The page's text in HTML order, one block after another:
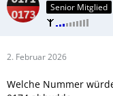
Senior Mitglied
2. Februar 2026
Welche Nummer